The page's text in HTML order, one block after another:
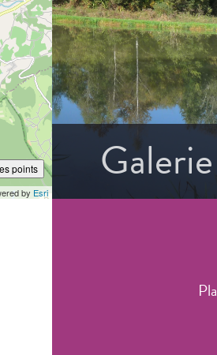
points
by Esri